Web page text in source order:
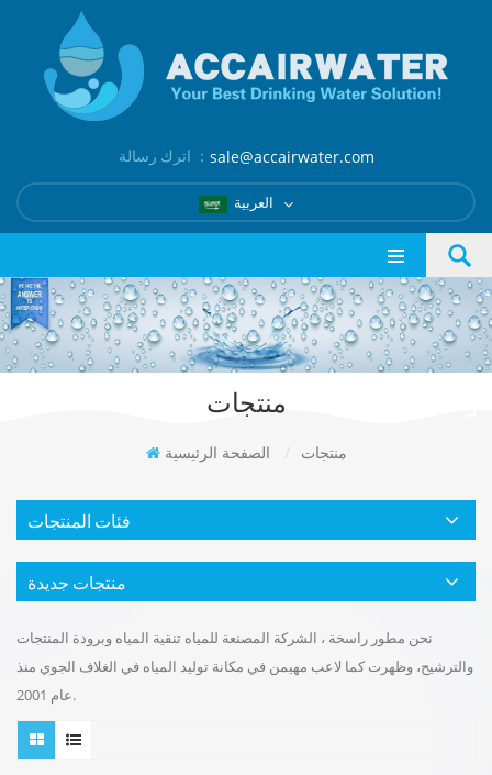
اترك رسالة ： sale@accairwater.com
منتجات
الصفحة الرئيسية / منتجات
فئات المنتجات
منتجات جديدة
نحن مطور راسخة ، الشركة المصنعة للمياه تنقية المياه وبرودة المنتجات
والترشيح، وظهرت كما لاعب مهيمن في مكانة توليد المياه في الغلاف الجوي منذ
عام 2001.